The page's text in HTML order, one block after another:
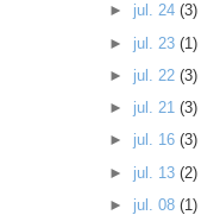
► jul. 24 (3)
► jul. 23 (1)
► jul. 22 (3)
► jul. 21 (3)
► jul. 16 (3)
► jul. 13 (2)
► jul. 08 (1)